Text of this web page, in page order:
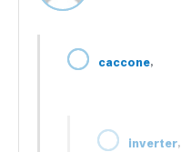
caccone,
inverter,